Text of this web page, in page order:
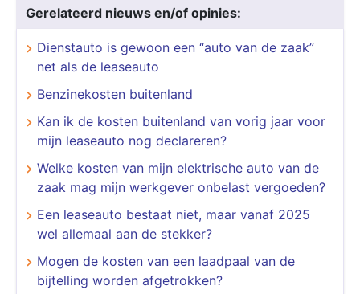
Gerelateerd nieuws en/of opinies:
Dienstauto is gewoon een “auto van de zaak”
net als de leaseauto
Benzinekosten buitenland
Kan ik de kosten buitenland van vorig jaar voor
mijn leaseauto nog declareren?
Welke kosten van mijn elektrische auto van de
zaak mag mijn werkgever onbelast vergoeden?
Een leaseauto bestaat niet, maar vanaf 2025
wel allemaal aan de stekker?
Mogen de kosten van een laadpaal van de
bijtelling worden afgetrokken?